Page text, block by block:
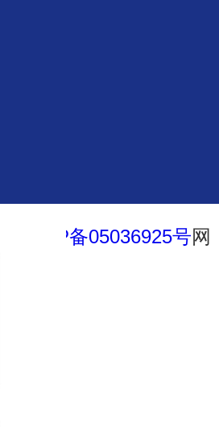
浙ICP备05036925号网